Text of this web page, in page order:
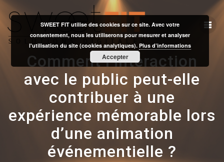
Skip
to
content
Comment l’interaction
avec le public peut-elle
contribuer à une
expérience mémorable lors
d’une animation
événementielle ?
SWEET FIT utilise des cookies sur ce site. Avec votre
consentement, nous les utiliserons pour mesurer et analyser
l'utilisation du site (cookies analytiques).Plus d’informations
Accepter